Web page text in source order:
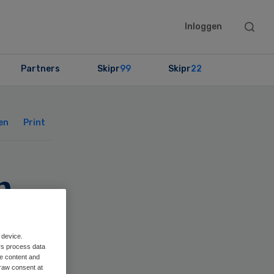
Inloggen
Search
Partners Skipr99 Skipr22
Print
process data
content and
consent at